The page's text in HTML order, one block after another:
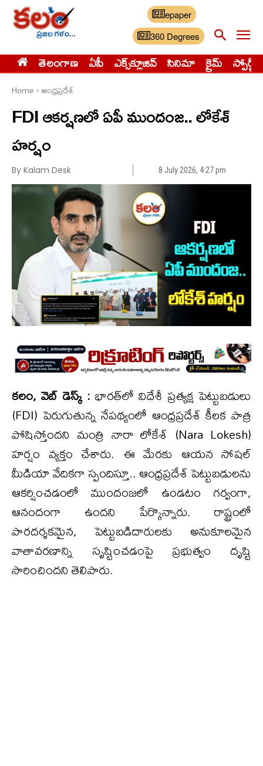
epaper
360 Degrees
తెలంగాణ ఏపీ ఎక్స్‌క్లూజివ్‌ సినిమా క్రైమ్ స్పోర్ట్స్
Home ఆంధ్రప్రదేశ్
FDI ఆకర్షణలో ఏపీ ముందంజ.. లోకేశ్
హర్షం
By Kalam Desk 8 July 2026, 4:27 pm
కలం, వెబ్ డెస్క్ : భారత్‌లో విదేశీ ప్రత్యక్ష పెట్టుబడులు
(FDI) పెరుగుతున్న నేపథ్యంలో ఆంధ్రప్రదేశ్ కీలక పాత్ర
పోషిస్తోందని మంత్రి నారా లోకేశ్ (Nara Lokesh)
హర్షం వ్యక్తం చేశారు. ఈ మేరకు ఆయన సోషల్
మీడియా వేదికగా స్పందిస్తూ.. ఆంధ్రప్రదేశ్ పెట్టుబడులను
ఆకర్షించడంలో ముందంజలో ఉండటం గర్వంగా,
ఆనందంగా ఉందని పేర్కొన్నారు. రాష్ట్రంలో
పారదర్శకమైన, పెట్టుబడిదారులకు అనుకూలమైన
వాతావరణాన్ని సృష్టించడంపై ప్రభుత్వం దృష్టి
సారించిందని తెలిపారు.